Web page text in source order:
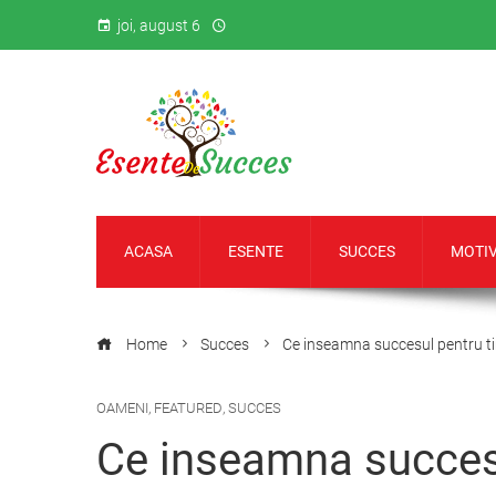
joi, august 6
ACASA ESENTE SUCCES
Home Succes Ce inseamna succesul pentru
OAMENI, FEATURED, SUCCES
Ce inseamna